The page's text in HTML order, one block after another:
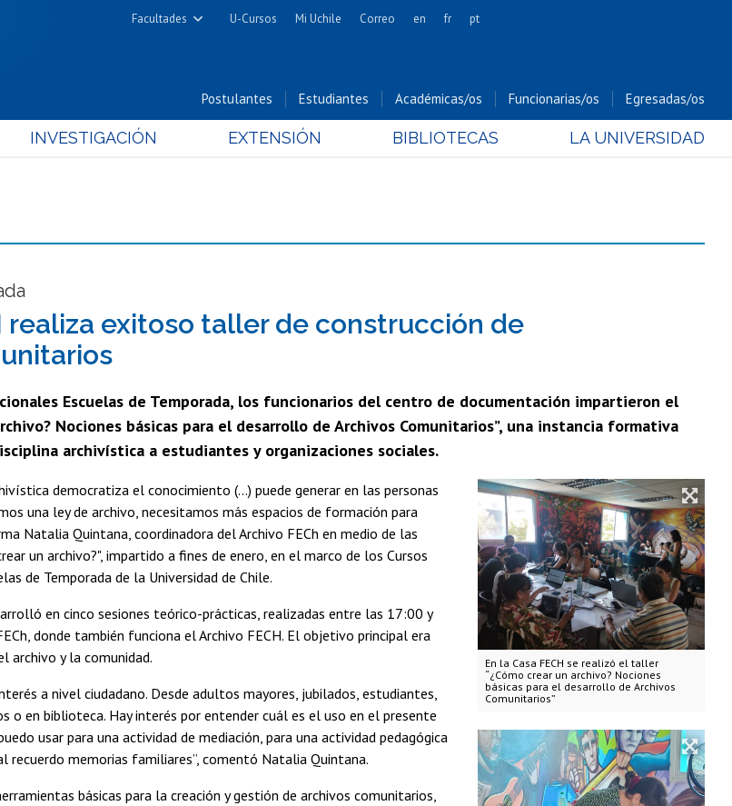
Facultades
Cs. Físicas y Matemáticas
Cs. Forestales y Conservación
Cs. Químicas y Farmacéuticas
Cs. Sociales
Nutrición y Tecnología de
Bachillerato
U-Cursos Mi Uchile Correo en fr pt
Postulantes Estudiantes Académicas/os Funcionarias/os Egresadas/os
INVESTIGACIÓN EXTENSIÓN BIBLIOTECAS LA UNIVERSIDAD
realiza exitoso taller de construcción de
Escuelas de Temporada, los funcionarios del centro de documentación impartieron el
Nociones básicas para el desarrollo de Archivos Comunitarios”, una instancia formativa
archivística a estudiantes y organizaciones sociales.
En la Casa FECH se realizó el taller
“¿Cómo crear un archivo? Nociones
básicas para el desarrollo de Archivos
Comunitarios”
democratiza el conocimiento (...) puede generar en las personas
una ley de archivo, necesitamos más espacios de formación para
Natalia Quintana, coordinadora del Archivo FECh en medio de las
un archivo?", impartido a fines de enero, en el marco de los Cursos
de Temporada de la Universidad de Chile.
en cinco sesiones teórico-prácticas, realizadas entre las 17:00 y
donde también funciona el Archivo FECH. El objetivo principal era
y la comunidad.
a nivel ciudadano. Desde adultos mayores, jubilados, estudiantes,
o en biblioteca. Hay interés por entender cuál es el uso en el presente
usar para una actividad de mediación, para una actividad pedagógica
recuerdo memorias familiares”, comentó Natalia Quintana.
básicas para la creación y gestión de archivos comunitarios,